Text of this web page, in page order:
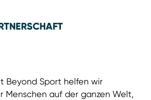
Beyond Sport helfen wir
Menschen auf der ganzen Welt,